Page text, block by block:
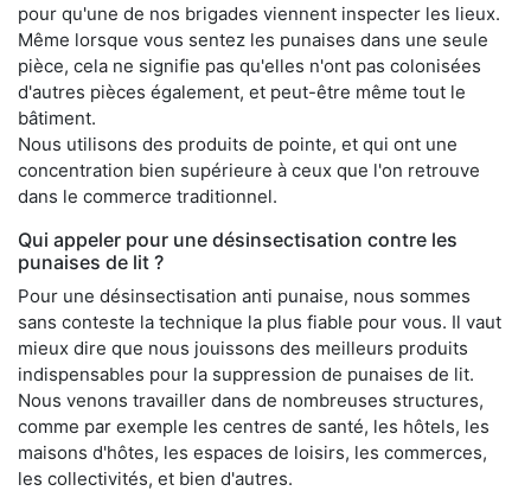
pour qu'une de nos brigades viennent inspecter les lieux.
Même lorsque vous sentez les punaises dans une seule
pièce, cela ne signifie pas qu'elles n'ont pas colonisées
d'autres pièces également, et peut-être même tout le
bâtiment.
Nous utilisons des produits de pointe, et qui ont une
concentration bien supérieure à ceux que l'on retrouve
dans le commerce traditionnel.
Qui appeler pour une désinsectisation contre les
punaises de lit ?
Pour une désinsectisation anti punaise, nous sommes
sans conteste la technique la plus fiable pour vous. Il vaut
mieux dire que nous jouissons des meilleurs produits
indispensables pour la suppression de punaises de lit.
Nous venons travailler dans de nombreuses structures,
comme par exemple les centres de santé, les hôtels, les
maisons d'hôtes, les espaces de loisirs, les commerces,
les collectivités, et bien d'autres.